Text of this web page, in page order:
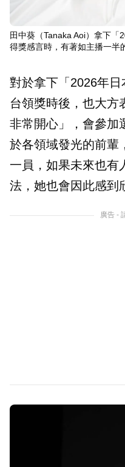
田中葵（Tanaka Aoi）拿下「
得獎感言時，有著如主播一半
對於拿下「2026年
台領獎時後，也大方
非常開心」，會參加
於各領域發光的前輩
一員，如果未來也有
法，她也會因此感到
廣告 -